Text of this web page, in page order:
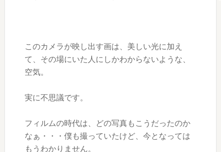
このカメラが映し出す画は、美しい光に加え
て、その場にいた人にしかわからないような、
空気。
実に不思議です。
フィルムの時代は、どの写真もこうだったのか
なぁ・・・僕も撮っていたけど、今となっては
もうわかりません。